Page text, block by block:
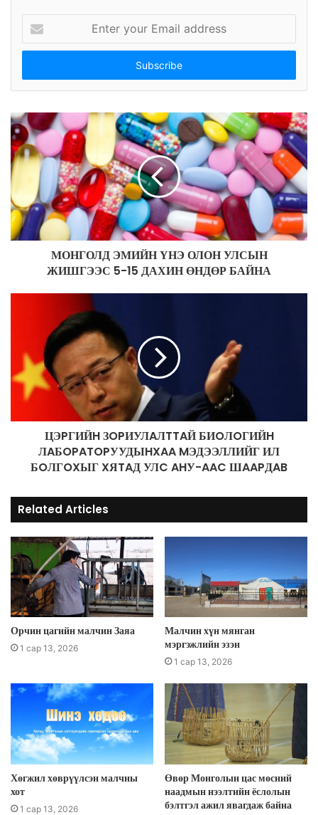
t
r
o
u
r
E
l
a
МОНГОЛД ЭМИЙН ҮНЭ ОЛОН УЛСЫН
ЖИШГЭЭС 5-15 ДАХИН ӨНДӨР БАЙНА
ЦЭPГИЙH ЗOPИУЛAЛTTAЙ БИOЛOГИЙH
ЛAБOPATOPУУДЫHXAA MЭДЭЭЛЛИЙГ ИЛ
БOЛГOXЫГ XЯTAД УЛC AHУ-AAC ШAAPДAB
Related Articles
Орчин цагийн малчин Заяа
1 сар 13, 2026
Малчин хүн мянган
мэргэжлийн эзэн
1 сар 13, 2026
Хөгжил хөврүүлсэн малчны
хот
1 сар 13, 2026
Өвөр Монголын цас мөсний
наадмын нээлтийн ёслолын
бэлтгэл ажил явагдаж байна